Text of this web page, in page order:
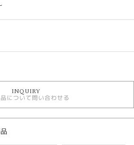
INQUIRY
について問い合わせる